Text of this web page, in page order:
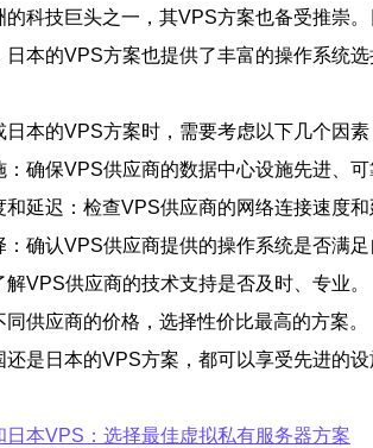
的科技巨头之一，其VPS方案也备受推崇
日本的VPS方案也提供了丰富的操作系统
日本的VPS方案时，需要考虑以下几个因素
：确保VPS供应商的数据中心设施先进、
和延迟：检查VPS供应商的网络连接速度
：确认VPS供应商提供的操作系统是否满
VPS供应商的技术支持是否及时、专业。
供应商的价格，选择性价比最高的方案。
还是日本的VPS方案，都可以享受先进的
日本VPS：选择最佳虚拟私有服务器方案